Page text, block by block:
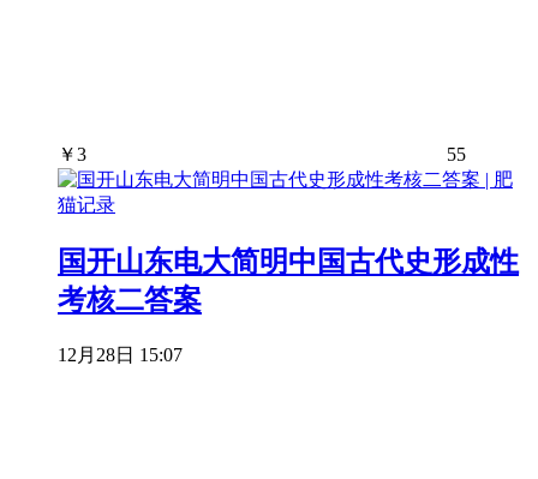
￥3 55
国开山东电大简明中国古代史形成性
考核二答案
12月28日 15:07